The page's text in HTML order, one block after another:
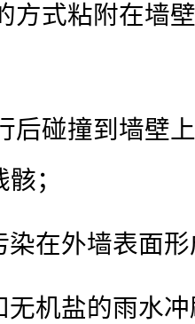
式粘附在墙
碰撞到墙壁
；
在外墙表面形
机盐的雨水冲